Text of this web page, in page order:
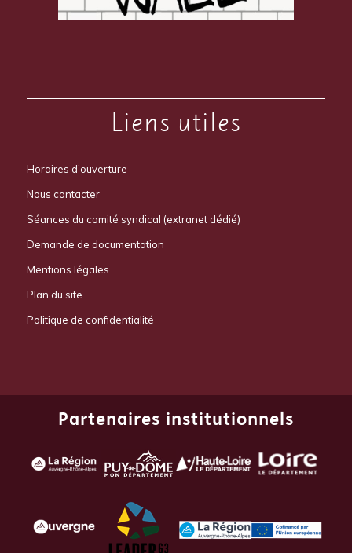
Liens utiles
Horaires d’ouverture
Nous contacter
Séances du comité syndical (extranet dédié)
Demande de documentation
Mentions légales
Plan du site
Politique de confidentialité
Partenaires institutionnels